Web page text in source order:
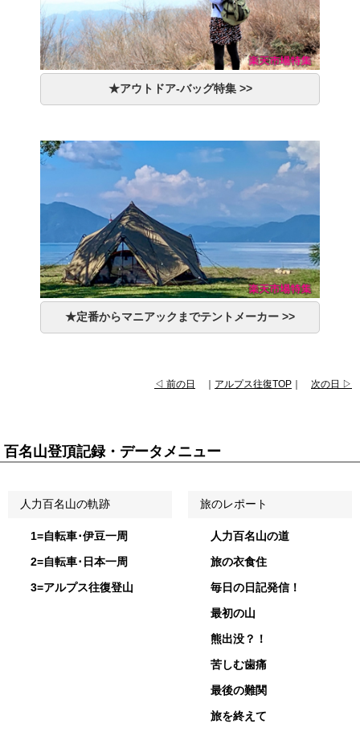
★アウトドア-バッグ特集 >>
★定番からマニアックまでテントメーカー >>
◁ 前の日 ｜ アルプス往復TOP ｜ 次の日 ▷
百名山登頂記録・データメニュー
人力百名山の軌跡
1=自転車･伊豆一周
2=自転車･日本一周
3=アルプス往復登山
旅のレポート
人力百名山の道
旅の衣食住
毎日の日記発信！
最初の山
熊出没？！
苦しむ歯痛
最後の難関
旅を終えて